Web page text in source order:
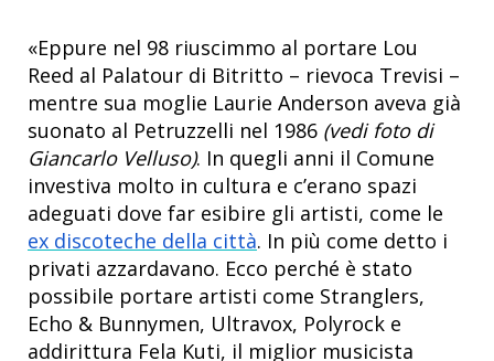
«Eppure nel 98 riuscimmo al portare Lou
Reed al Palatour di Bitritto – rievoca Trevisi –
mentre sua moglie Laurie Anderson aveva già
suonato al Petruzzelli nel 1986 (vedi foto di
Giancarlo Velluso). In quegli anni il Comune
investiva molto in cultura e c’erano spazi
adeguati dove far esibire gli artisti, come le
ex discoteche della città. In più come detto i
privati azzardavano. Ecco perché è stato
possibile portare artisti come Stranglers,
Echo & Bunnymen, Ultravox, Polyrock e
addirittura Fela Kuti, il miglior musicista